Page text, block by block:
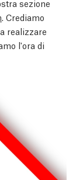
sezione
. Crediamo
realizzare
l'ora di